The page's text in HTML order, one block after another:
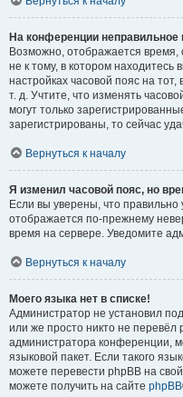
На конференции неправильное
Возможно, отображается время,
не к тому, в котором
настройках часовой пояс на
т. д. Учтите, что изменять
могут только
зарегистрированы, то сейчас
Вернуться к началу
Я изменил часовой пояс, но
Если вы уверены, что правильно
отображается по-прежнему
время на сервере. Уведомите
Вернуться к началу
Моего языка нет в списке!
Администратор не установил
или же просто никто не перевёл
администратора конференции,
языковой пакет. Если такого
можете перевести phpBB на
можете получить на сайте phpBB